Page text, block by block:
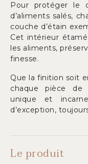
Pour protéger le
d’aliments salés,
couche d’étain
Cet intérieur
les aliments,
finesse.
Que la finition soit
chaque pièce de
unique et
d’exception,
Le produit